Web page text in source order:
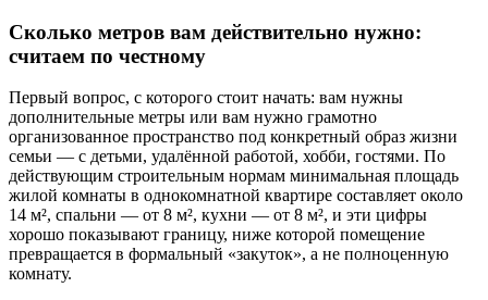
Сколько метров вам действительно нужно:
считаем по честному
Первый вопрос, с которого стоит начать: вам нужны
дополнительные метры или вам нужно грамотно
организованное пространство под конкретный образ жизни
семьи — с детьми, удалённой работой, хобби, гостями. По
действующим строительным нормам минимальная площадь
жилой комнаты в однокомнатной квартире составляет около
14 м², спальни — от 8 м², кухни — от 8 м², и эти цифры
хорошо показывают границу, ниже которой помещение
превращается в формальный «закуток», а не полноценную
комнату.